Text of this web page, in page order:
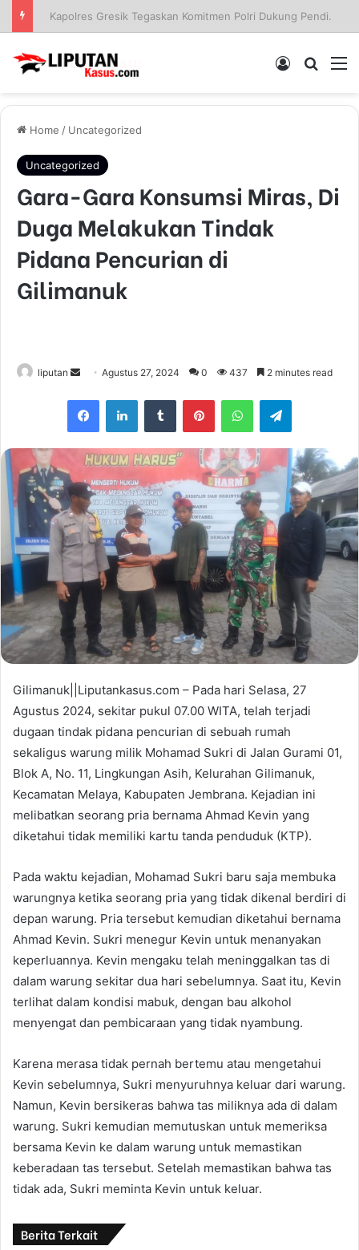
Sinergi Polisi dan Petani, Polres Pelabuhan Tanjung Perak Panen Jagung Pulut Ketan Ungu
Log In
Home / Uncategorized
Uncategorized
Gara-Gara Konsumsi Miras, Di
Duga Melakukan Tindak
Pidana Pencurian di
Gilimanuk
liputan
n
d
a
n
e
m
a
i
l
Agustus 27, 2024 0 437 2 minutes read
Gilimanuk||Liputankasus.com – Pada hari Selasa, 27
Agustus 2024, sekitar pukul 07.00 WITA, telah terjadi
dugaan tindak pidana pencurian di sebuah rumah
sekaligus warung milik Mohamad Sukri di Jalan Gurami 01,
Blok A, No. 11, Lingkungan Asih, Kelurahan Gilimanuk,
Kecamatan Melaya, Kabupaten Jembrana. Kejadian ini
melibatkan seorang pria bernama Ahmad Kevin yang
diketahui tidak memiliki kartu tanda penduduk (KTP).
Pada waktu kejadian, Mohamad Sukri baru saja membuka
warungnya ketika seorang pria yang tidak dikenal berdiri di
depan warung. Pria tersebut kemudian diketahui bernama
Ahmad Kevin. Sukri menegur Kevin untuk menanyakan
keperluannya. Kevin mengaku telah meninggalkan tas di
dalam warung sekitar dua hari sebelumnya. Saat itu, Kevin
terlihat dalam kondisi mabuk, dengan bau alkohol
menyengat dan pembicaraan yang tidak nyambung.
Karena merasa tidak pernah bertemu atau mengetahui
Kevin sebelumnya, Sukri menyuruhnya keluar dari warung.
Namun, Kevin bersikeras bahwa tas miliknya ada di dalam
warung. Sukri kemudian memutuskan untuk memeriksa
bersama Kevin ke dalam warung untuk memastikan
keberadaan tas tersebut. Setelah memastikan bahwa tas
tidak ada, Sukri meminta Kevin untuk keluar.
Berita Terkait